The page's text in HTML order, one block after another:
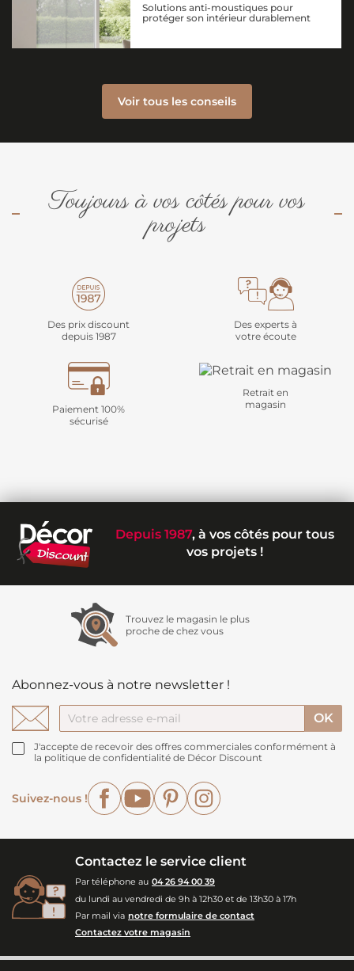
Solutions anti-moustiques pour
protéger son intérieur durablement
Voir tous les conseils
Toujours à vos côtés pour vos
projets
Des prix discount
depuis 1987
Des experts à
votre écoute
Paiement 100%
sécurisé
Retrait en
magasin
Depuis 1987, à vos côtés pour tous
vos projets !
Trouvez le magasin le plus
proche de chez vous
Abonnez-vous à notre newsletter !
J'accepte de recevoir des offres commerciales conformément à
la politique de confidentialité de Décor Discount
Suivez-nous !
FacebookYouTubePinterest
Contactez le service client
Par téléphone au 04 26 94 00 39
du lundi au vendredi de 9h à 12h30 et de 13h30 à 17h
Par mail via notre formulaire de contact
Contactez votre magasin